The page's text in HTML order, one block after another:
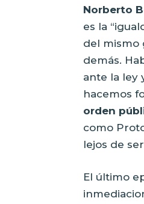
Norberto
es la
del mismo
demás.
ante la ley
hacemos
orden
como
lejos de
El último